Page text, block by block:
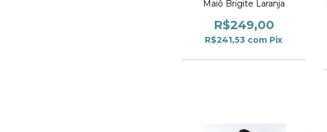
Maiô Brigite Laranja
R$249,00
R$241,53 com Pix